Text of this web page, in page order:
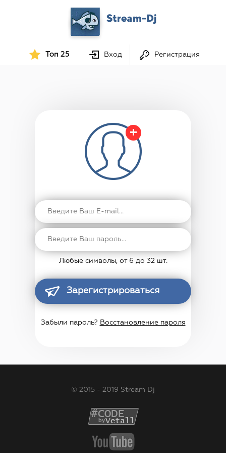
Топ 25 Вход Регистрация
Любые символы, от 6 до 32 шт.
Зарегистрироваться
Забыли пароль? Восстановление пароля
© 2015 - 2019 Stream Dj